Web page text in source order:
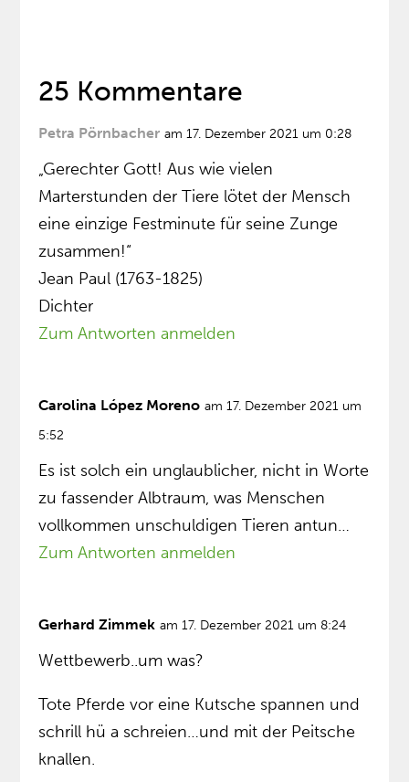
25 Kommentare
Petra Pörnbacher am 17. Dezember 2021 um 0:28
„Gerechter Gott! Aus wie vielen
Marterstunden der Tiere lötet der Mensch
eine einzige Festminute für seine Zunge
zusammen!“
Jean Paul (1763-1825)
Dichter
Zum Antworten anmelden
Carolina López Moreno am 17. Dezember 2021 um
5:52
Es ist solch ein unglaublicher, nicht in Worte
zu fassender Albtraum, was Menschen
vollkommen unschuldigen Tieren antun…
Zum Antworten anmelden
Gerhard Zimmek am 17. Dezember 2021 um 8:24
Wettbewerb..um was?
Tote Pferde vor eine Kutsche spannen und
schrill hü a schreien…und mit der Peitsche
knallen.